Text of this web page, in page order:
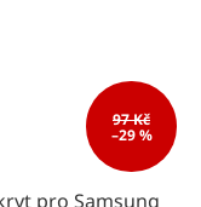
97 Kč
–29 %
pro Samsung